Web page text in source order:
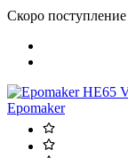
Скоро поступление
Epomaker